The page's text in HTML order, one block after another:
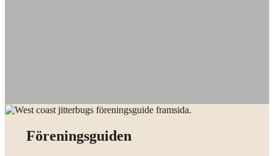
Föreningsguiden